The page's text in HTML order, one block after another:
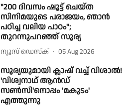
"200 ദിവസം ഷൂട്ട് ചെയ്ത
സിനിമയുടെ പരാജയം, ഞാൻ
പഠിച്ച വലിയ പാഠം";
തുറന്നുപറഞ്ഞ് സൂര്യ
ന്യൂസ് ഡെസ്ക് 05 Aug 2026
സൂര്യയുമായി ക്ലാഷ് വച്ച് വിശാൽ!
'വിശ്വനാഥ് ആൻഡ്
സൺസി'നൊപ്പം 'മകുടം'
എത്തുന്നു